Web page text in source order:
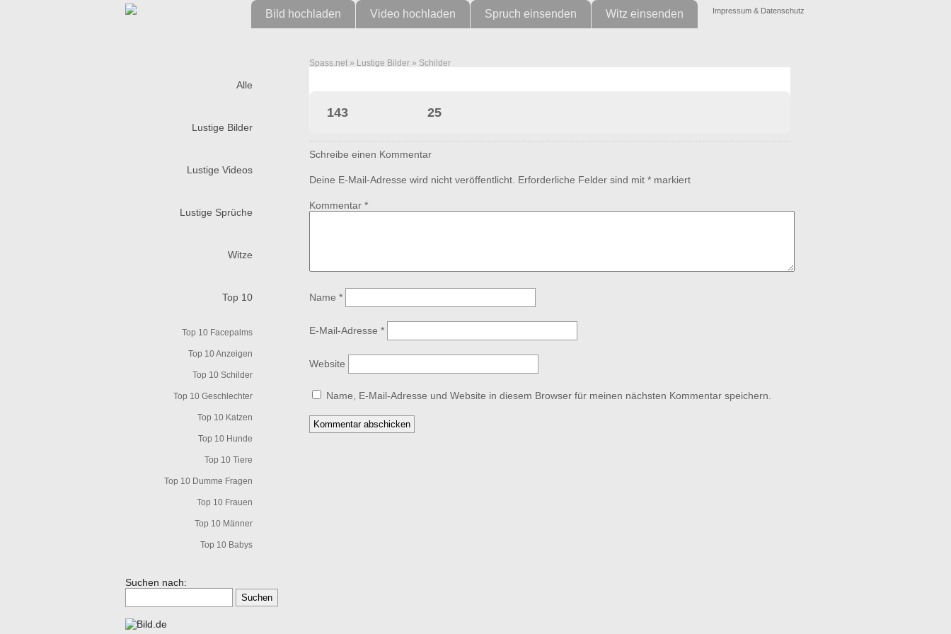
Impressum & Datenschutz
Bild hochladen Video hochladen Spruch einsenden Witz einsenden
Alle
Lustige Bilder
Lustige Videos
Lustige Sprüche
Witze
Top 10
Top 10 Facepalms
Top 10 Anzeigen
Top 10 Schilder
Top 10 Geschlechter
Top 10 Katzen
Top 10 Hunde
Top 10 Tiere
Top 10 Dumme Fragen
Top 10 Frauen
Top 10 Männer
Top 10 Babys
Suchen nach:
Spass.net » Lustige Bilder » Schilder
143 25
Schreibe einen Kommentar
Deine E-Mail-Adresse wird nicht veröffentlicht. Erforderliche Felder sind mit * markiert
Kommentar *
Name *
E-Mail-Adresse *
Website
Name, E-Mail-Adresse und Website in diesem Browser für meinen nächsten Kommentar speichern.